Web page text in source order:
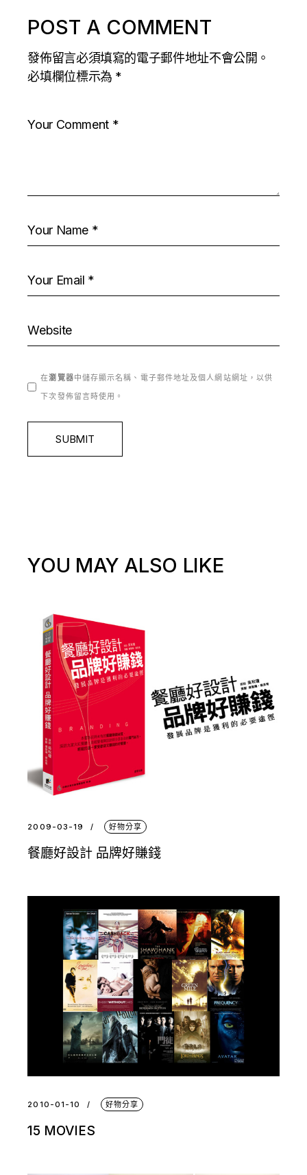
POST A COMMENT
發佈留言必須填寫的電子郵件地址不會公開。
必填欄位標示為 *
在瀏覽器中儲存顯示名稱、電子郵件地址及個人網站網址，以供
下次發佈留言時使用。
SUBMIT
YOU MAY ALSO LIKE
2009-03-19 好物分享
餐廳好設計 品牌好賺錢
2010-01-10 好物分享
15 MOVIES